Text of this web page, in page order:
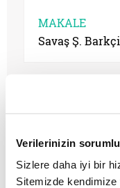
Verilerinizin sorumlu
Sizlere daha iyi bir
Sitemizde
MAKALE
Savaş Ş.